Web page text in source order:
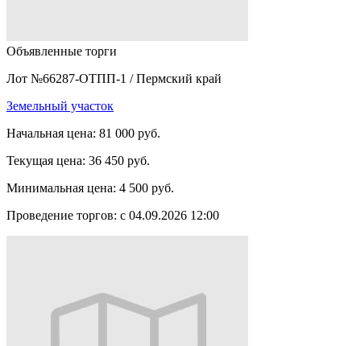
Объявленные торги
Лот №66287-ОТПП-1 / Пермский край
Земельный участок
Начальная цена: 81 000 руб.
Текущая цена: 36 450 руб.
Минимальная цена: 4 500 руб.
Проведение торгов: с 04.09.2026 12:00